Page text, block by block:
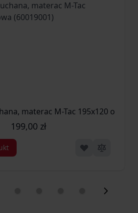
materac M-Tac 195x120
199,00 zł